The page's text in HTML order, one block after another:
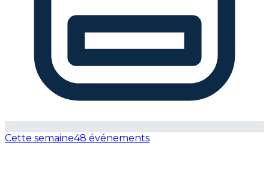
Cette semaine48 événements